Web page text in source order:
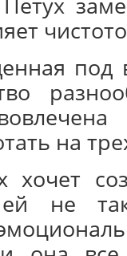
под
на
хочет
не